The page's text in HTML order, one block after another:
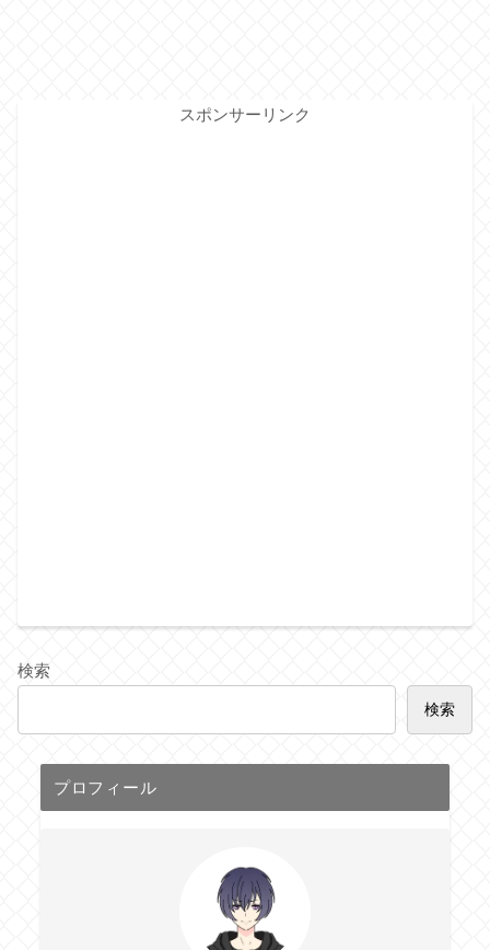
スポンサーリンク
検索
検索
プロフィール